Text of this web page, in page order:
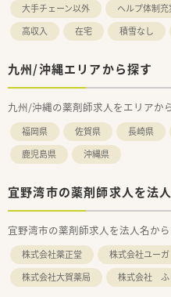
大手チェーン以外
ヘルプ体制充
高収入
在宅 積雪なし
九州/沖縄エリアから探す
九州/沖縄の薬剤師求人をエリアか
福岡県 佐賀県 長崎県
鹿児島県
沖縄県
宜野湾市の薬剤師求人を法
宜野湾市の薬剤師求人を法人名か
株式会社薬正堂 株式会社ユーガ
株式会社大賀薬局
株式会社 ふ